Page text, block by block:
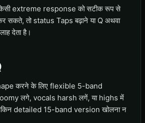
extreme response को सटीक रूप से
सकते, तो status Taps बढ़ाने या Q अथवा
देता है।
करने के लिए flexible 5-band
लगे, vocals harsh लगें, या highs में
detailed 15-band version खोलना न